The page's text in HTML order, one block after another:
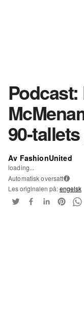
90-
Av FashionUnited
loading...
Automatisk oversatt i
Les originalen på:engelsk